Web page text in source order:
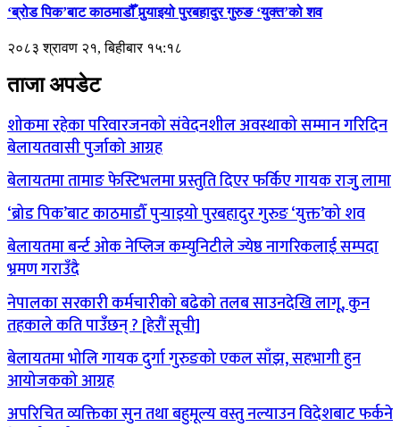
‘ब्रोड पिक’बाट काठमाडौँ पुर्‍याइयो पुरबहादुर गुरुङ ‘युक्त’को शव
२०८३ श्रावण २१, बिहीबार १५:१८
ताजा अपडेट
शोकमा रहेका परिवारजनको संवेदनशील अवस्थाको सम्मान गरिदिन
बेलायतवासी पुर्जाको आग्रह
बेलायतमा तामाङ फेस्टिभलमा प्रस्तुति दिएर फर्किए गायक राजुु लामा
‘ब्रोड पिक’बाट काठमाडौँ पुर्‍याइयो पुरबहादुर गुरुङ ‘युक्त’को शव
बेलायतमा बर्न्ट ओक नेप्लिज कम्युनिटीले ज्येष्ठ नागरिकलाई सम्पदा
भ्रमण गराउँदै
नेपालका सरकारी कर्मचारीको बढेको तलब साउनदेखि लागू, कुन
तहकाले कति पाउँछन् ? [हेरौं सूची]
बेलायतमा भोलि गायक दुर्गा गुरुङको एकल साँझ, सहभागी हुन
आयोजकको आग्रह
अपरिचित व्यक्तिका सुन तथा बहुमूल्य वस्तु नल्याउन विदेशबाट फर्कने